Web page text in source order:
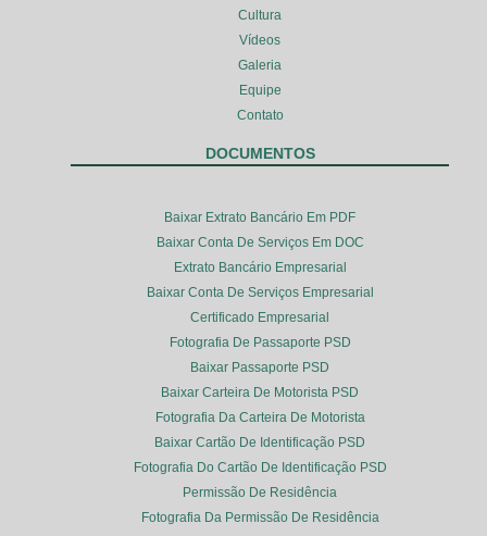
Cultura
Vídeos
Galeria
Equipe
Contato
DOCUMENTOS
Baixar Extrato Bancário Em PDF
Baixar Conta De Serviços Em DOC
Extrato Bancário Empresarial
Baixar Conta De Serviços Empresarial
Certificado Empresarial
Fotografia De Passaporte PSD
Baixar Passaporte PSD
Baixar Carteira De Motorista PSD
Fotografia Da Carteira De Motorista
Baixar Cartão De Identificação PSD
Fotografia Do Cartão De Identificação PSD
Permissão De Residência
Fotografia Da Permissão De Residência